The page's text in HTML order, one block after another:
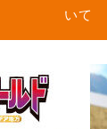
いて